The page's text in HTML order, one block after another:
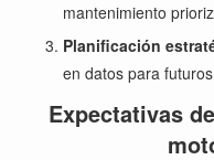
mantenimiento
Planificación
en datos para
Expectativas